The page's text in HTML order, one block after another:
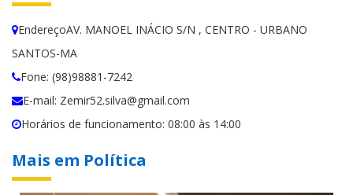
EndereçoAV. MANOEL INÁCIO S/N , CENTRO - URBANO
SANTOS-MA
Fone: (98)98881-7242
E-mail: Zemir52.silva@gmail.com
Horários de funcionamento: 08:00 às 14:00
Mais em Política